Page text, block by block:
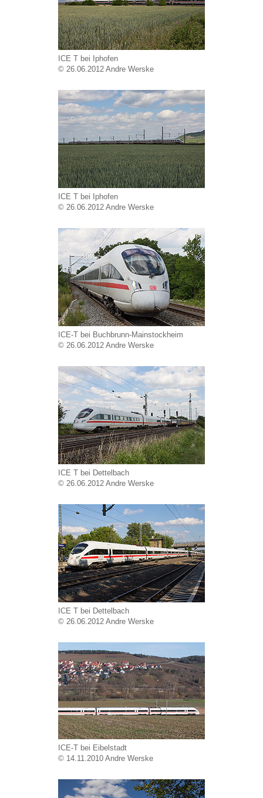
ICE T bei Iphofen
© 26.06.2012 Andre Werske
ICE T bei Iphofen
© 26.06.2012 Andre Werske
ICE-T bei Buchbrunn-Mainstockheim
© 26.06.2012 Andre Werske
ICE T bei Dettelbach
© 26.06.2012 Andre Werske
ICE T bei Dettelbach
© 26.06.2012 Andre Werske
ICE-T bei Eibelstadt
© 14.11.2010 Andre Werske